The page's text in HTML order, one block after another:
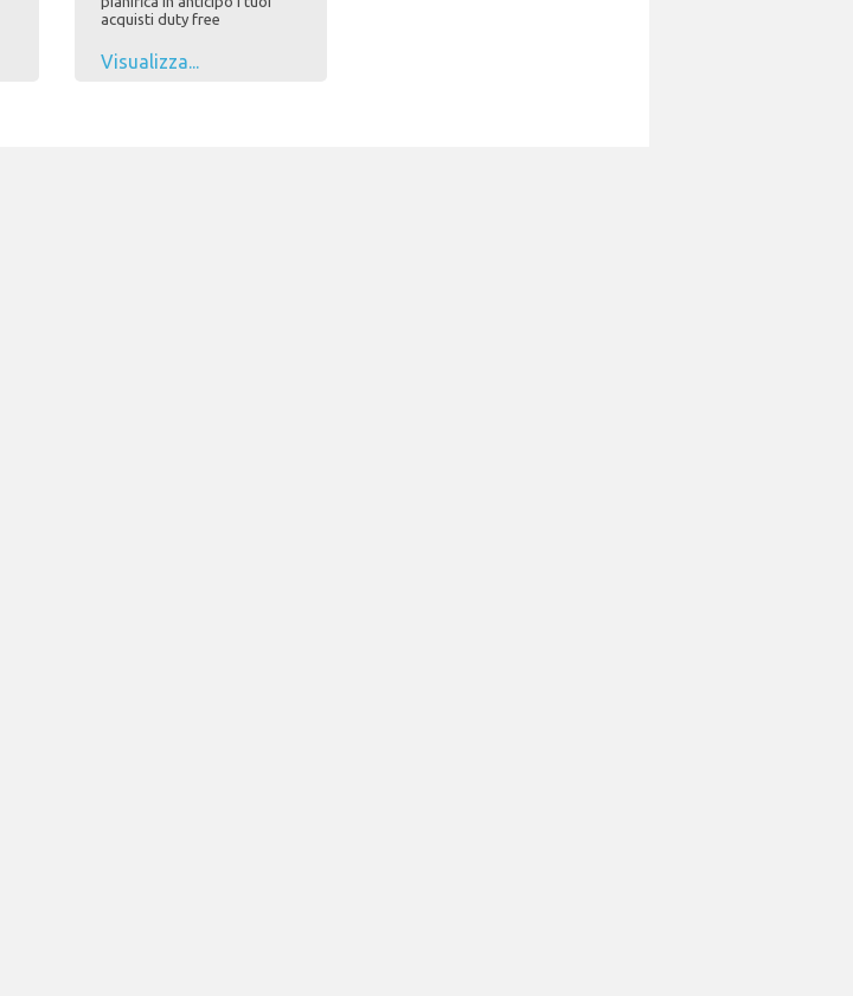
acquisti duty free
Visualizza...